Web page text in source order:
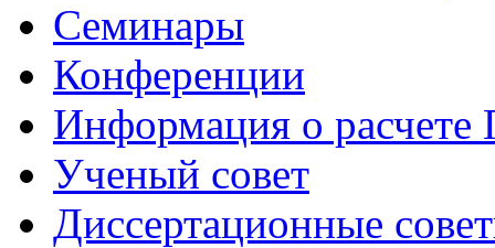
Семинары
Конференции
Информация о
Ученый совет
Диссертационные